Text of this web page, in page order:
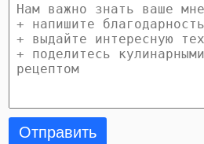
Отправить